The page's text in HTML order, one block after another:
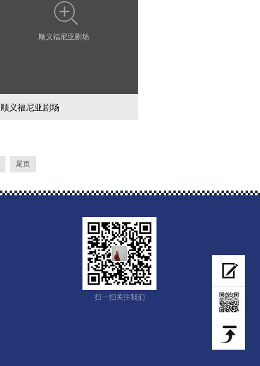
顺义福尼亚剧场
顺义福尼亚剧场
尾页
扫一扫关注我们